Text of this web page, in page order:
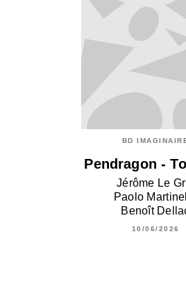
BD
Pendragon -
Jérôme Le
Paolo
Benoît
10/06/2026